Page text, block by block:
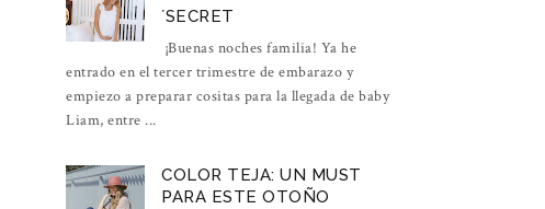
´SECRET
¡Buenas noches familia! Ya he
entrado en el tercer trimestre de embarazo y
empiezo a preparar cositas para la llegada de baby
Liam, entre ...
COLOR TEJA: UN MUST
PARA ESTE OTOÑO